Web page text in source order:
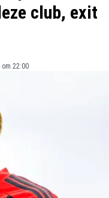
club, exit
22:00